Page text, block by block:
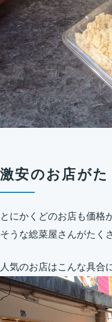
激安のお店が
とにかくどのお店も価格
そうな総菜屋さんがたく
人気のお店はこんな具合